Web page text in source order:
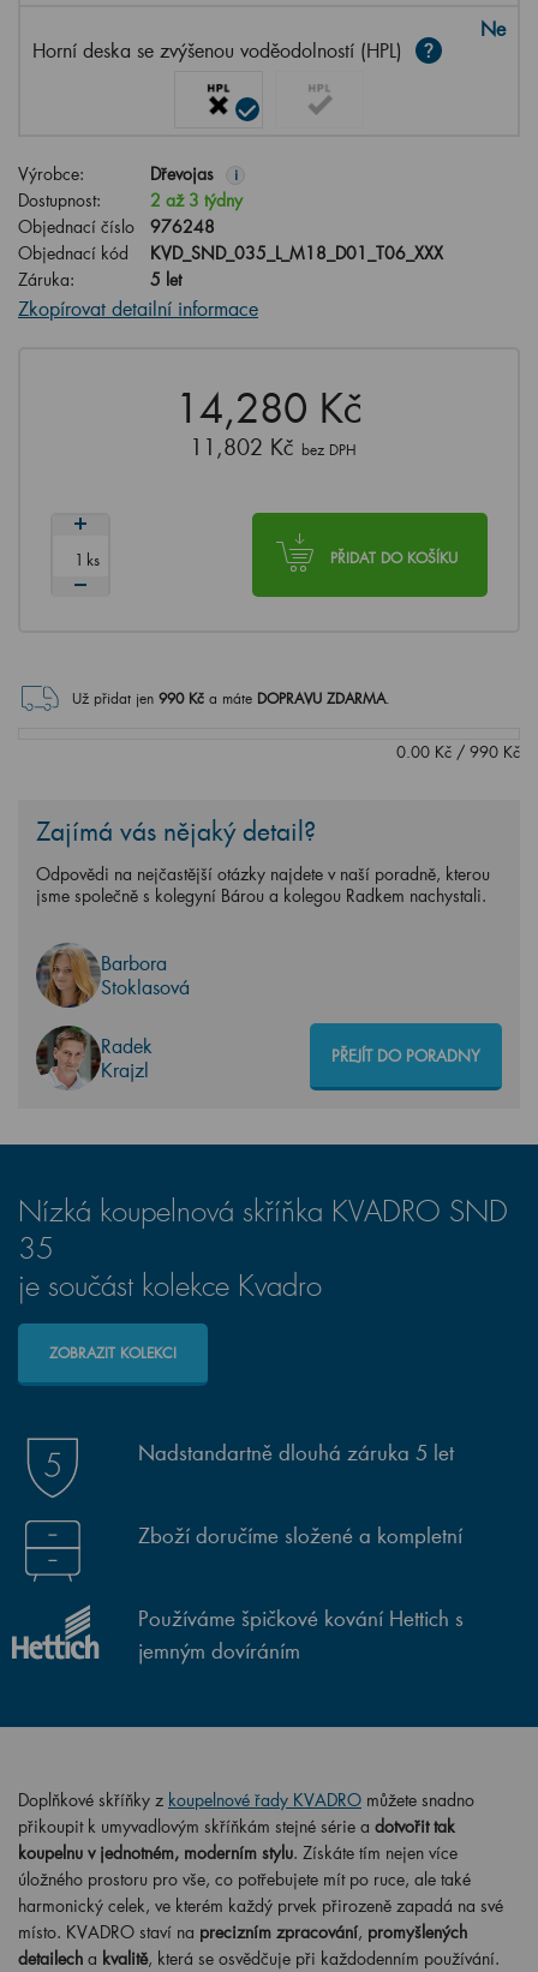
Horní deska se zvýšenou voděodolností (HPL)
Ne
Výrobce: Dřevojas i
Dostupnost:
2 až 3 týdny
Objednací číslo
976248
Objednací kód
KVD_SND_035_L_M18_D01_T06_XXX
Záruka:
5 let
Zkopírovat detailní informace
14,280 Kč
11,802 Kč bez DPH
PŘIDAT DO KOŠÍKU
ks
Už přidat jen 990Kč a máte DOPRAVU ZDARMA.
0.00 Kč / 990 Kč
Zajímá vás nějaký detail?
Odpovědi na nejčastější otázky najdete v naší poradně, kterou
jsme společně s kolegyní Bárou a kolegou Radkem nachystali.
Barbora
Stoklasová
Radek
Krajzl
PŘEJÍT DO PORADNY
Nízká koupelnová skříňka KVADRO SND
35
je součást kolekce Kvadro
ZOBRAZIT KOLEKCI
Nadstandartně dlouhá záruka 5 let
Zboží doručíme složené a kompletní
Používáme špičkové kování Hettich s
jemným dovíráním
Doplňkové skříňky z koupelnové řady KVADRO můžete snadno
přikoupit k umyvadlovým skříňkám stejné série a dotvořit tak
koupelnu v jednotném, moderním stylu. Získáte tím nejen více
úložného prostoru pro vše, co potřebujete mít po ruce, ale také
harmonický celek, ve kterém každý prvek přirozeně zapadá na své
místo. KVADRO staví na precizním zpracování, promyšlených
detailech a kvalitě, která se osvědčuje při každodenním používání.